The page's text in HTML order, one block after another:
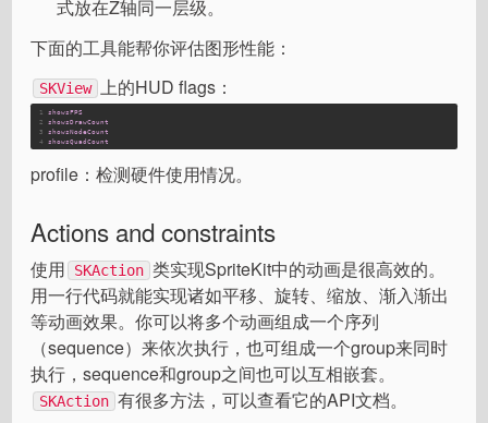
式放在Z轴同一层级。
下面的工具能帮你评估图形性能：
SKView 上的HUD flags：
1
2
3
4
showsFPS
showsDrawCount
showsNodeCount
showsQuadCount
profile：检测硬件使用情况。
Actions and constraints
使用 SKAction 类实现SpriteKit中的动画是很高效的。
用一行代码就能实现诸如平移、旋转、缩放、渐入渐出
等动画效果。你可以将多个动画组成一个序列
（sequence）来依次执行，也可组成一个group来同时
执行，sequence和group之间也可以互相嵌套。
SKAction 有很多方法，可以查看它的API文档。